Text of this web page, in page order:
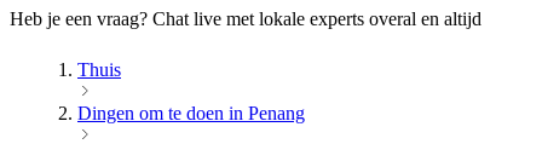
Heb je een vraag? Chat live met lokale experts overal en altijd
Thuis
Dingen om te doen in Penang